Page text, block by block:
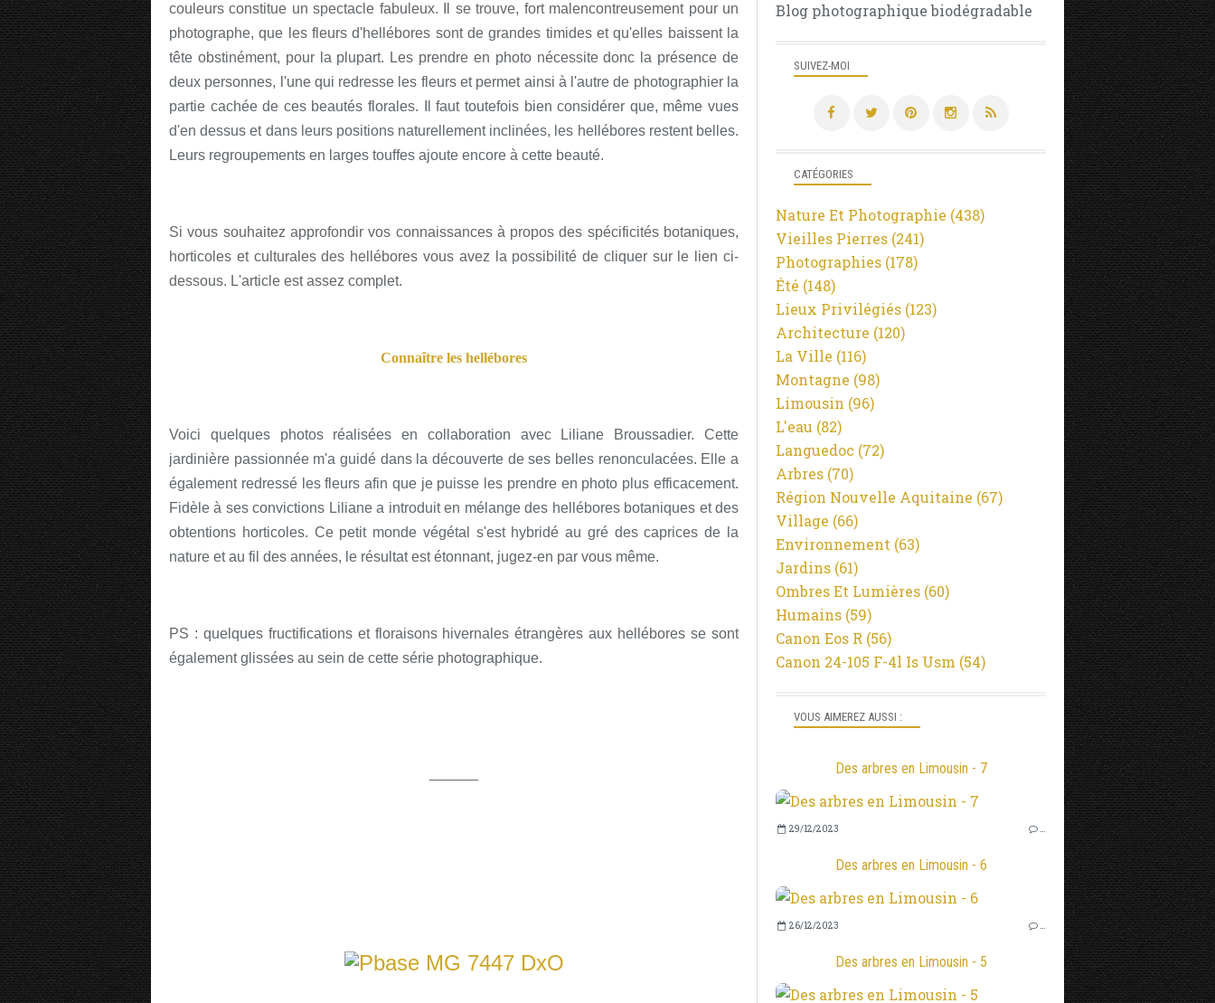
couleurs constitue un spectacle fabuleux. Il se trouve, fort malencontreusement pour un
photographe, que les fleurs d'hellébores sont de grandes timides et qu'elles baissent la
tête obstinément, pour la plupart. Les prendre en photo nécessite donc la présence de
deux personnes, l'une qui redresse les fleurs et permet ainsi à l'autre de photographier la
partie cachée de ces beautés florales. Il faut toutefois bien considérer que, même vues
d'en dessus et dans leurs positions naturellement inclinées, les hellébores restent belles.
Leurs regroupements en larges touffes ajoute encore à cette beauté.
Si vous souhaitez approfondir vos connaissances à propos des spécificités botaniques,
horticoles et culturales des hellébores vous avez la possibilité de cliquer sur le lien ci-
dessous. L'article est assez complet.
Connaître les hellébores
Voici quelques photos réalisées en collaboration avec Liliane Broussadier. Cette
jardinière passionnée m'a guidé dans la découverte de ses belles renonculacées. Elle a
également redressé les fleurs afin que je puisse les prendre en photo plus efficacement.
Fidèle à ses convictions Liliane a introduit en mélange des hellébores botaniques et des
obtentions horticoles. Ce petit monde végétal s'est hybridé au gré des caprices de la
nature et au fil des années, le résultat est étonnant, jugez-en par vous même.
PS : quelques fructifications et floraisons hivernales étrangères aux hellébores se sont
également glissées au sein de cette série photographique.
SUIVEZ-MOI
Blog photographique biodégradable
VOUS AIMEREZ AUSSI :
Des arbres en Limousin - 7
29/12/2023 …
Des arbres en Limousin - 6
26/12/2023 …
Des arbres en Limousin - 5
CATÉGORIES
Nature Et Photographie (438)
Vieilles Pierres (241)
Photographies (178)
Été (148)
Lieux Privilégiés (123)
Architecture (120)
La Ville (116)
Montagne (98)
Limousin (96)
L'eau (82)
Languedoc (72)
Arbres (70)
Région Nouvelle Aquitaine (67)
Village (66)
Environnement (63)
Jardins (61)
Ombres Et Lumières (60)
Humains (59)
Canon Eos R (56)
Canon 24-105 F-4l Is Usm (54)